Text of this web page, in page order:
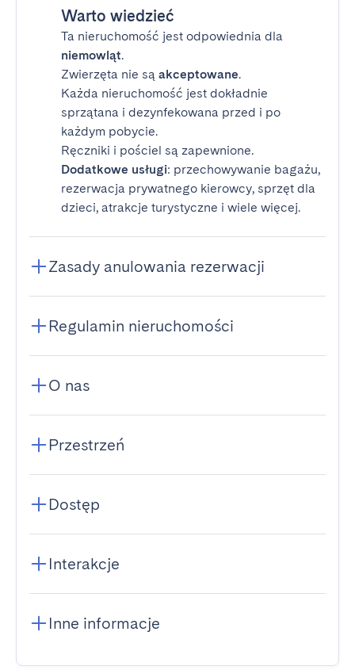
Warto wiedzieć
Ta nieruchomość jest odpowiednia dla
niemowląt.
Zwierzęta nie są akceptowane.
Każda nieruchomość jest dokładnie
sprzątana i dezynfekowana przed i po
każdym pobycie.
Ręczniki i pościel są zapewnione.
Dodatkowe usługi: przechowywanie bagażu,
rezerwacja prywatnego kierowcy, sprzęt dla
dzieci, atrakcje turystyczne i wiele więcej.
Zasady anulowania rezerwacji
Regulamin nieruchomości
O nas
Przestrzeń
Dostęp
Interakcje
Inne informacje